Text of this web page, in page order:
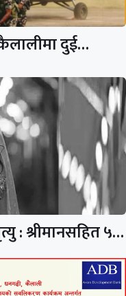
दुई…
: श्रीमानसहित ५…